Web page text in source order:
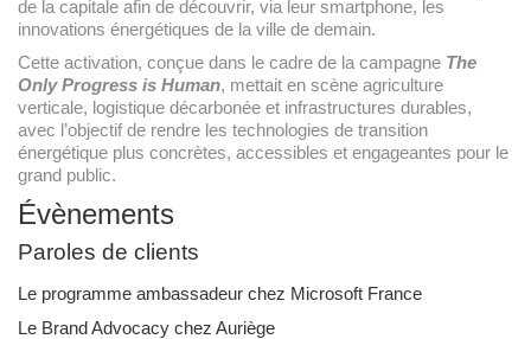
de la capitale afin de découvrir, via leur smartphone, les
innovations énergétiques de la ville de demain.
Cette activation, conçue dans le cadre de la campagne The
Only Progress is Human, mettait en scène agriculture
verticale, logistique décarbonée et infrastructures durables,
avec l’objectif de rendre les technologies de transition
énergétique plus concrètes, accessibles et engageantes pour le
grand public.
Évènements
Paroles de clients
Le programme ambassadeur chez Microsoft France
Le Brand Advocacy chez Auriège